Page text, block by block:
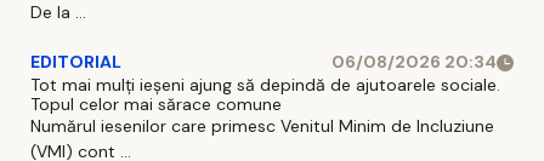
De la ...
EDITORIAL
06/08/2026 20:34
Tot mai mulți ieșeni ajung să depindă de ajutoarele sociale.
Topul celor mai sărace comune
Numărul iesenilor care primesc Venitul Minim de Incluziune
(VMI) cont ...